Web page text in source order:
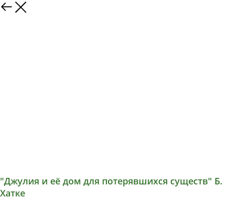
"Джулия и её дом для потерявшихся существ" Б.
Хатке